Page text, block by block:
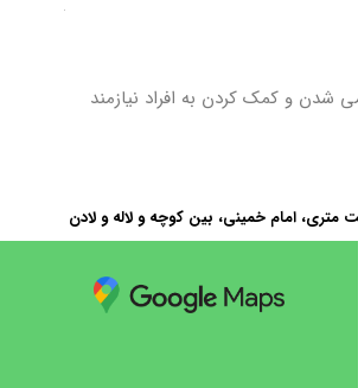
شدن و کمک کردن به افراد نیازمند
متری، امام خمینی، بین کوچه و لاله و لادن